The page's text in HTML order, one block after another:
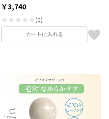
￥3,740
★★★★★(0)
カートに入れる